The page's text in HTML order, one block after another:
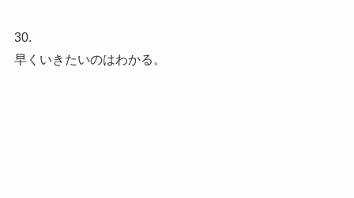
30.
早くいきたいのはわかる。